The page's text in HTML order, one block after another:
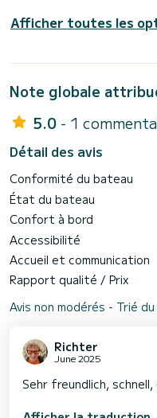
Afficher toutes les
Note globale
5.0 - 1
Détail des avis
Conformité du bateau
État du bateau
Confort à bord
Accessibilité
Accueil et communication
Rapport qualité / Prix
Avis non modérés - Trié
Richter
June 2025
Sehr freundlich,